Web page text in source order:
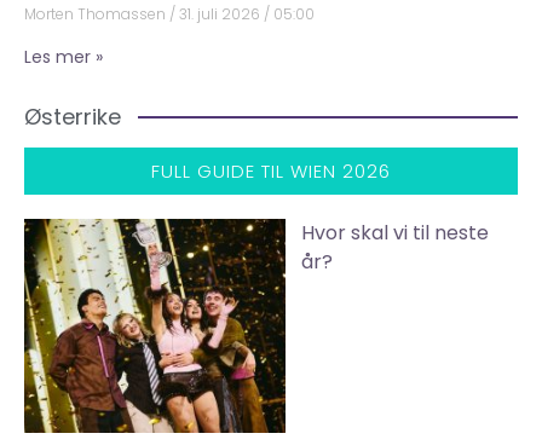
Morten Thomassen 31. juli 2026 05:00
Les mer »
Østerrike
FULL GUIDE TIL WIEN 2026
Hvor skal vi til neste
år?